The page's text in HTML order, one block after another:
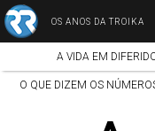
OS ANOS DA TROIKA
A VIDA EM
O QUE DIZEM OS